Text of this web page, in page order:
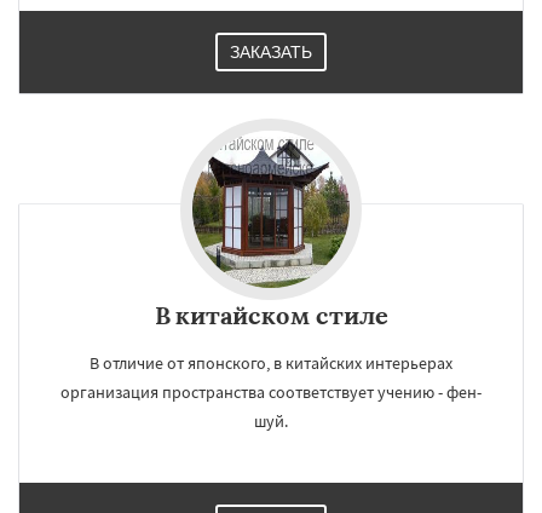
ЗАКАЗАТЬ
В китайском стиле
В отличие от японского, в китайских интерьерах
организация пространства соответствует учению - фен-
шуй.